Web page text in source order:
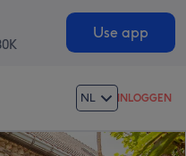
Use app
NL INLOGGEN